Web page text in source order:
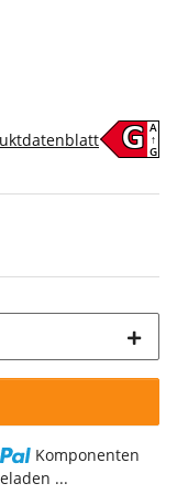
G A
↑
G
Komponenten
...